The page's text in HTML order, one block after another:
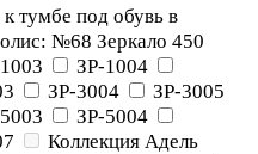
тумбе под обувь в
№68 Зеркало 450
ЗР-1004
ЗР-3004
ЗР-3005
ЗР-5004
Коллекция Адель